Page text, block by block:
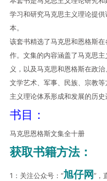
学习和研究马克思主义理论提
本。
该套书精选了马克思和恩格斯
作。文集的内容涵盖了马克思
义，以及马克思和恩格斯在政
文学艺术、军事、民族、宗教
主义理论体系形成和发展的历史
书目：
马克思恩格斯文集全十册
获取书籍方法：
1：关注公众号：“旭仔网”，